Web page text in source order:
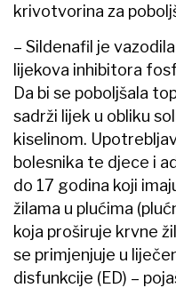
krivotvorina za
– Sildenafil je
lijekova inhibitora
Da bi se poboljšala
sadrži lijek u obliku
kiselinom.
bolesnika te djece i
do 17 godina koji
žilama u plućima
koja proširuje krvne
se primjenjuje u
disfunkcije (ED) –